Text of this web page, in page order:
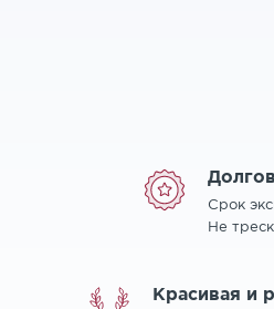
Срок
Не
Красивая и